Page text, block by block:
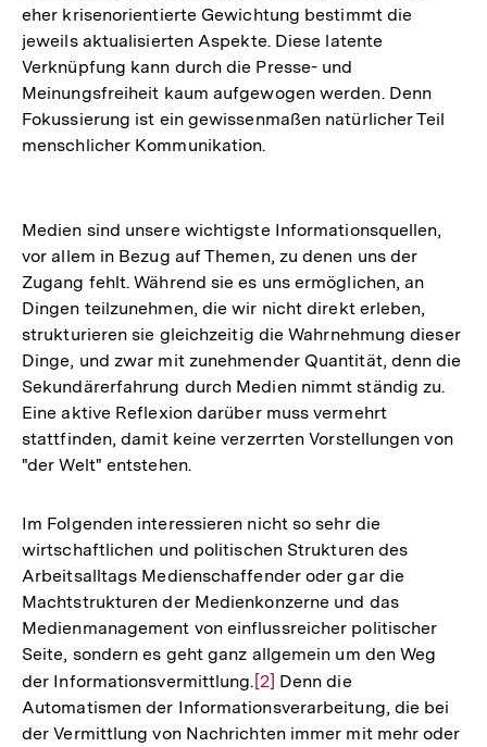
Auflösung
der
Fußnote
eher krisenorientierte Gewichtung bestimmt die
jeweils aktualisierten Aspekte. Diese latente
Verknüpfung kann durch die Presse- und
Meinungsfreiheit kaum aufgewogen werden. Denn
Fokussierung ist ein gewissenmaßen natürlicher Teil
menschlicher Kommunikation.
Medien sind unsere wichtigste Informationsquellen,
vor allem in Bezug auf Themen, zu denen uns der
Zugang fehlt. Während sie es uns ermöglichen, an
Dingen teilzunehmen, die wir nicht direkt erleben,
strukturieren sie gleichzeitig die Wahrnehmung dieser
Dinge, und zwar mit zunehmender Quantität, denn die
Sekundärerfahrung durch Medien nimmt ständig zu.
Eine aktive Reflexion darüber muss vermehrt
stattfinden, damit keine verzerrten Vorstellungen von
"der Welt" entstehen.
Im Folgenden interessieren nicht so sehr die
wirtschaftlichen und politischen Strukturen des
Arbeitsalltags Medienschaffender oder gar die
Machtstrukturen der Medienkonzerne und das
Medienmanagement von einflussreicher politischer
Seite, sondern es geht ganz allgemein um den Weg
der Informationsvermittlung. Zur
Auflösung
der
[2] Denn die
Automatismen der Informationsverarbeitung, die bei
der Vermittlung von Nachrichten immer mit mehr oder